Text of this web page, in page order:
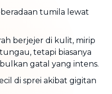
tumila lewat
berjejer di kulit, mirip
tetapi biasanya
gatal yang intens.
di sprei akibat gigitan